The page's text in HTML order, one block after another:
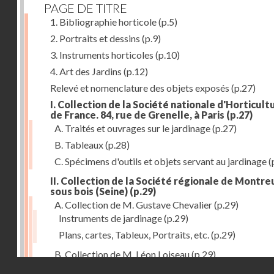
PAGE DE TITRE
1. Bibliographie horticole(p.5)
2. Portraits et dessins (p.9)
3. Instruments horticoles (p.10)
4. Art des Jardins (p.12)
Relevé et nomenclature des objets exposés (p.27)
I. Collection de la Société nationale
de France. 84, rue de Grenelle, à Paris (p.27)
A. Traités et ouvrages sur le jardinage(p.27)
B. Tableaux(p.28)
C. Spécimens d'outils et objets servant au jardinage
II. Collection de la Société régionale de
sous bois (Seine) (p.29)
A. Collection de M. Gustave Chevalier(p.29)
Instruments de jardinage(p.29)
Plans, cartes, Tableux, Portraits, etc. (p.29)
B. Collection de M. Léon Loiseau(p.29)